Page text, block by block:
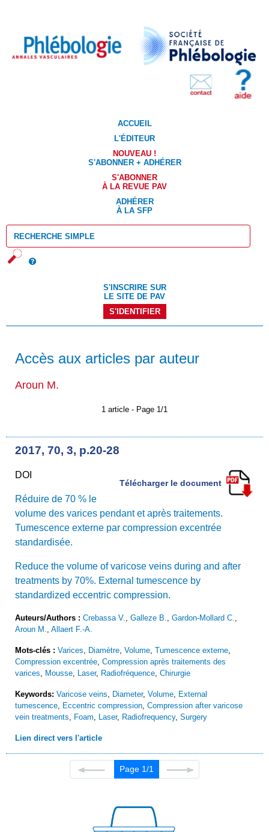
ACCUEIL
L'ÉDITEUR
NOUVEAU !
S'ABONNER + ADHÉRER
S'ABONNER
À LA REVUE PAV
ADHÉRER
À LA SFP
S'INSCRIRE SUR
LE SITE DE PAV
S'IDENTIFIER
Accès aux articles par auteur
Aroun M.
1 article - Page 1/1
2017, 70, 3, p.20-28
DOI
Télécharger le document
Réduire de 70 % le
volume des varices pendant et après traitements.
Tumescence externe par compression excentrée
standardisée.
Reduce the volume of varicose veins during and after
treatments by 70%. External tumescence by
standardized eccentric compression.
Auteurs/Authors : Crebassa V. Galleze B. Gardon-Mollard C.
Aroun M.
Allaert F.-A.
Mots-clés : Varices Diamètre Volume Tumescence externe
Compression excentrée Compression après traitements des
varices
Mousse Laser, Radiofréquence Chirurgie
Keywords: Varicose veins Diameter, Volume
External
tumescence
Eccentric compression Compression after varicose
vein treatments
Foam Laser, Radiofrequency, Surgery
Lien direct vers l'article
Page 1/1